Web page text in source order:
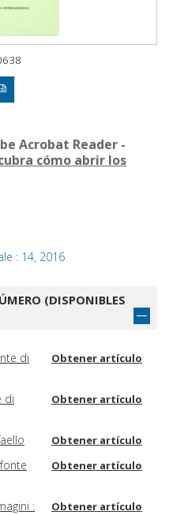
Acrobat Reader -
cómo abrir los
: 14, 2016
(DISPONIBLES
di
Obtener artículo
di
Obtener artículo
Obtener artículo
Obtener artículo
:
Obtener artículo